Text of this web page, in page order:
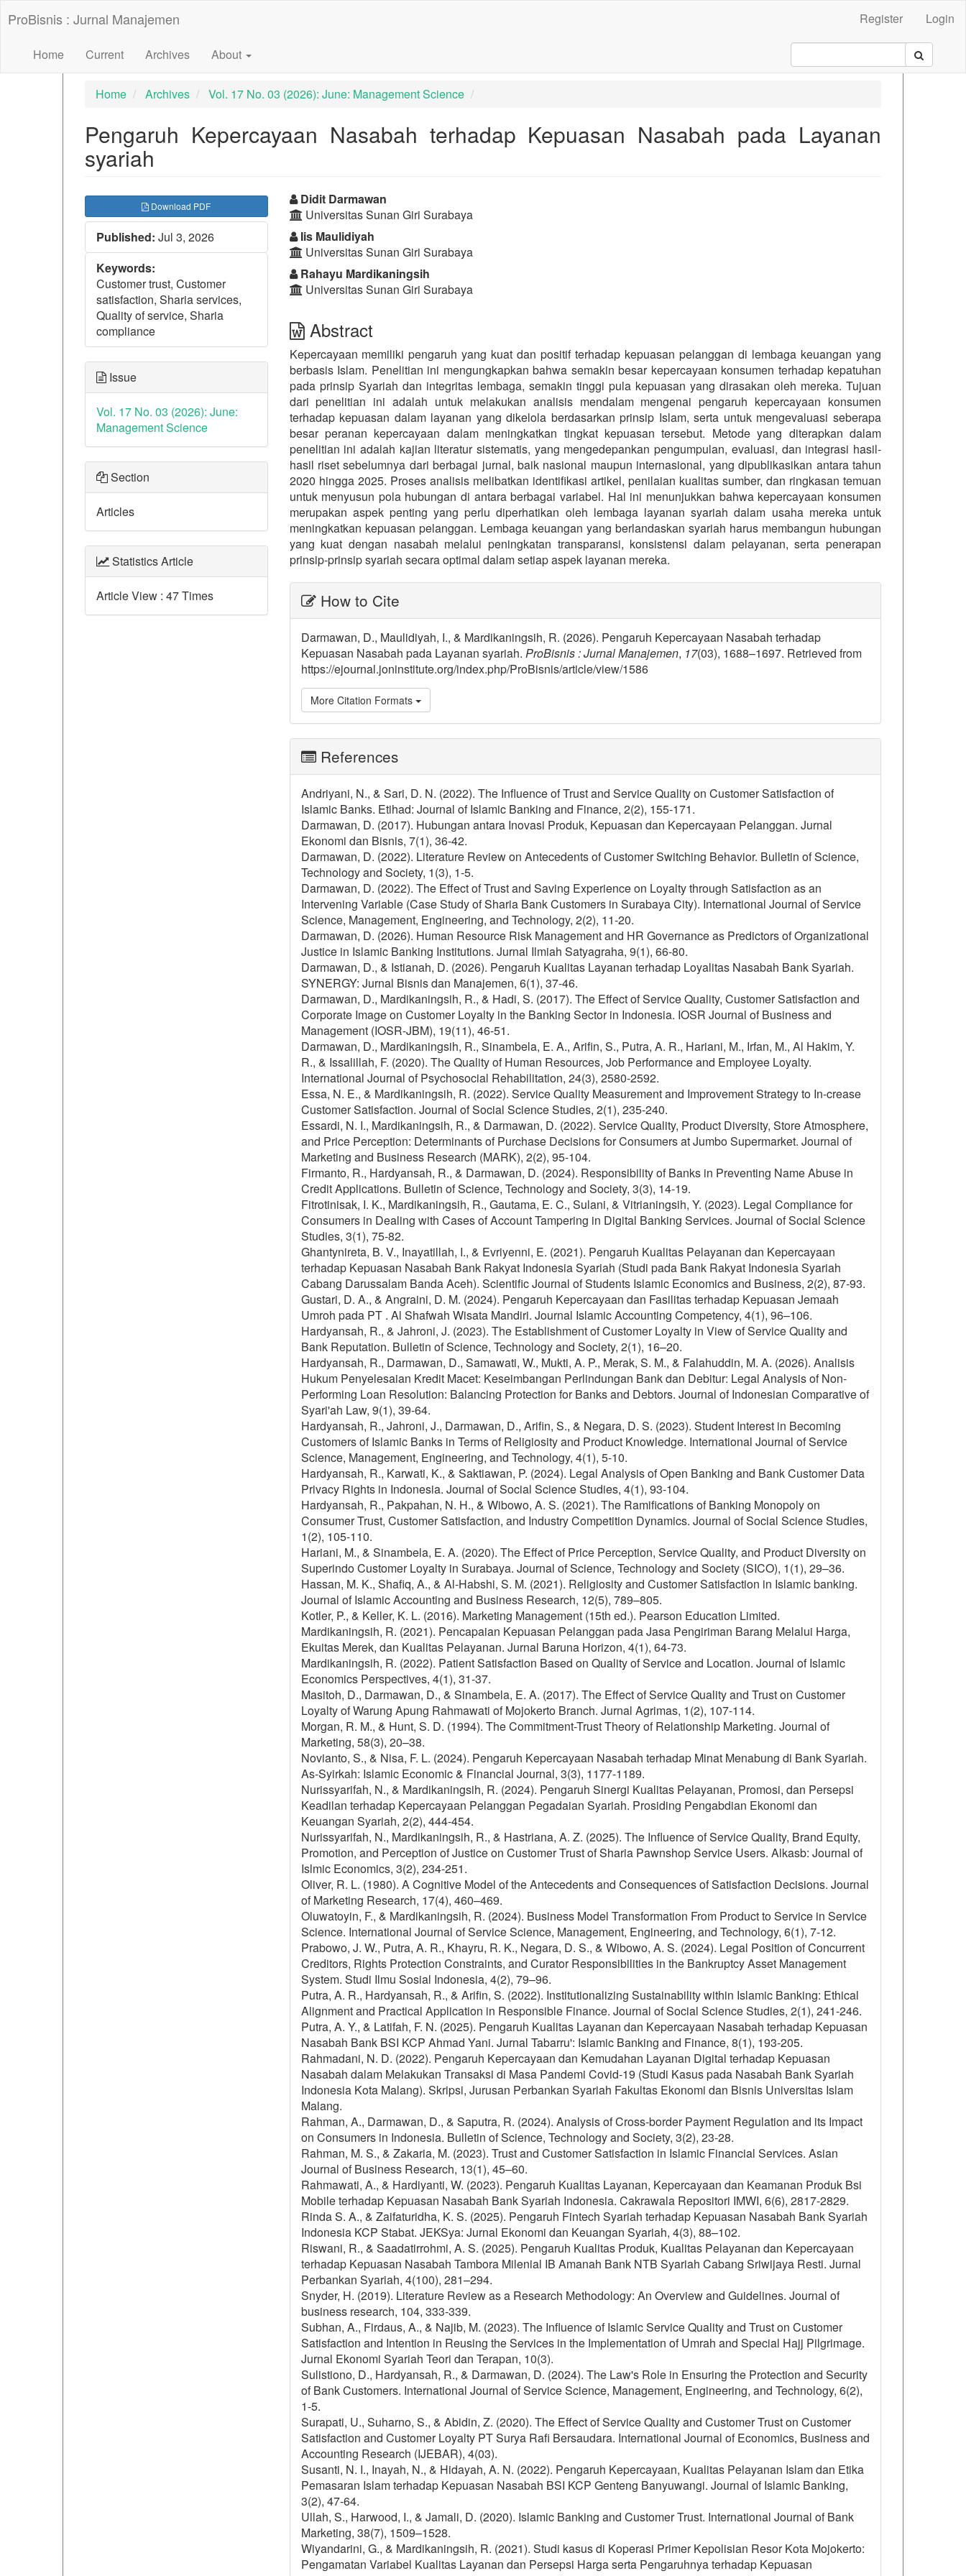
##plugins.themes.bootstrap3.accessible_menu.main_navigation##
##plugins.themes.bootstrap3.accessible_menu.sidebar##
ProBisnis : Jurnal Manajemen Register Login
Home Current Archives About
Home Archives Vol. 17 No. 03 (2026): June: Management Science
Pengaruh Kepercayaan Nasabah terhadap Kepuasan Nasabah pada Layanan
syariah
##plugins.themes.bootstrap3.article.sidebar##
Download PDF
Published: Jul 3, 2026
Keywords:
Customer trust, Customer
satisfaction, Sharia services,
Quality of service, Sharia
compliance
Issue
Vol. 17 No. 03 (2026): June:
Management Science
Section
Articles
Statistics Article
Article View : 47 Times
##plugins.themes.bootstrap3.article.main##
Didit Darmawan
Universitas Sunan Giri Surabaya
Iis Maulidiyah
Universitas Sunan Giri Surabaya
Rahayu Mardikaningsih
Universitas Sunan Giri Surabaya
Abstract
Kepercayaan memiliki pengaruh yang kuat dan positif terhadap kepuasan pelanggan di lembaga keuangan yang
berbasis Islam. Penelitian ini mengungkapkan bahwa semakin besar kepercayaan konsumen terhadap kepatuhan
pada prinsip Syariah dan integritas lembaga, semakin tinggi pula kepuasan yang dirasakan oleh mereka. Tujuan
dari penelitian ini adalah untuk melakukan analisis mendalam mengenai pengaruh kepercayaan konsumen
terhadap kepuasan dalam layanan yang dikelola berdasarkan prinsip Islam, serta untuk mengevaluasi seberapa
besar peranan kepercayaan dalam meningkatkan tingkat kepuasan tersebut. Metode yang diterapkan dalam
penelitian ini adalah kajian literatur sistematis, yang mengedepankan pengumpulan, evaluasi, dan integrasi hasil-
hasil riset sebelumnya dari berbagai jurnal, baik nasional maupun internasional, yang dipublikasikan antara tahun
2020 hingga 2025. Proses analisis melibatkan identifikasi artikel, penilaian kualitas sumber, dan ringkasan temuan
untuk menyusun pola hubungan di antara berbagai variabel. Hal ini menunjukkan bahwa kepercayaan konsumen
merupakan aspek penting yang perlu diperhatikan oleh lembaga layanan syariah dalam usaha mereka untuk
meningkatkan kepuasan pelanggan. Lembaga keuangan yang berlandaskan syariah harus membangun hubungan
yang kuat dengan nasabah melalui peningkatan transparansi, konsistensi dalam pelayanan, serta penerapan
prinsip-prinsip syariah secara optimal dalam setiap aspek layanan mereka.
##plugins.themes.bootstrap3.article.details##
How to Cite
Darmawan, D., Maulidiyah, I., & Mardikaningsih, R. (2026). Pengaruh Kepercayaan Nasabah terhadap
Kepuasan Nasabah pada Layanan syariah. ProBisnis : Jurnal Manajemen, 17(03), 1688–1697. Retrieved from
https://ejournal.joninstitute.org/index.php/ProBisnis/article/view/1586
More Citation Formats
References
Andriyani, N., & Sari, D. N. (2022). The Influence of Trust and Service Quality on Customer Satisfaction of
Islamic Banks. Etihad: Journal of Islamic Banking and Finance, 2(2), 155-171.
Darmawan, D. (2017). Hubungan antara Inovasi Produk, Kepuasan dan Kepercayaan Pelanggan. Jurnal
Ekonomi dan Bisnis, 7(1), 36-42.
Darmawan, D. (2022). Literature Review on Antecedents of Customer Switching Behavior. Bulletin of Science,
Technology and Society, 1(3), 1-5.
Darmawan, D. (2022). The Effect of Trust and Saving Experience on Loyalty through Satisfaction as an
Intervening Variable (Case Study of Sharia Bank Customers in Surabaya City). International Journal of Service
Science, Management, Engineering, and Technology, 2(2), 11-20.
Darmawan, D. (2026). Human Resource Risk Management and HR Governance as Predictors of Organizational
Justice in Islamic Banking Institutions. Jurnal Ilmiah Satyagraha, 9(1), 66-80.
Darmawan, D., & Istianah, D. (2026). Pengaruh Kualitas Layanan terhadap Loyalitas Nasabah Bank Syariah.
SYNERGY: Jurnal Bisnis dan Manajemen, 6(1), 37-46.
Darmawan, D., Mardikaningsih, R., & Hadi, S. (2017). The Effect of Service Quality, Customer Satisfaction and
Corporate Image on Customer Loyalty in the Banking Sector in Indonesia. IOSR Journal of Business and
Management (IOSR-JBM), 19(11), 46-51.
Darmawan, D., Mardikaningsih, R., Sinambela, E. A., Arifin, S., Putra, A. R., Hariani, M., Irfan, M., Al Hakim, Y.
R., & Issalillah, F. (2020). The Quality of Human Resources, Job Performance and Employee Loyalty.
International Journal of Psychosocial Rehabilitation, 24(3), 2580-2592.
Essa, N. E., & Mardikaningsih, R. (2022). Service Quality Measurement and Improvement Strategy to In-crease
Customer Satisfaction. Journal of Social Science Studies, 2(1), 235-240.
Essardi, N. I., Mardikaningsih, R., & Darmawan, D. (2022). Service Quality, Product Diversity, Store Atmosphere,
and Price Perception: Determinants of Purchase Decisions for Consumers at Jumbo Supermarket. Journal of
Marketing and Business Research (MARK), 2(2), 95-104.
Firmanto, R., Hardyansah, R., & Darmawan, D. (2024). Responsibility of Banks in Preventing Name Abuse in
Credit Applications. Bulletin of Science, Technology and Society, 3(3), 14-19.
Fitrotinisak, I. K., Mardikaningsih, R., Gautama, E. C., Sulani, & Vitrianingsih, Y. (2023). Legal Compliance for
Consumers in Dealing with Cases of Account Tampering in Digital Banking Services. Journal of Social Science
Studies, 3(1), 75-82.
Ghantynireta, B. V., Inayatillah, I., & Evriyenni, E. (2021). Pengaruh Kualitas Pelayanan dan Kepercayaan
terhadap Kepuasan Nasabah Bank Rakyat Indonesia Syariah (Studi pada Bank Rakyat Indonesia Syariah
Cabang Darussalam Banda Aceh). Scientific Journal of Students Islamic Economics and Business, 2(2), 87-93.
Gustari, D. A., & Angraini, D. M. (2024). Pengaruh Kepercayaan dan Fasilitas terhadap Kepuasan Jemaah
Umroh pada PT . Al Shafwah Wisata Mandiri. Journal Islamic Accounting Competency, 4(1), 96–106.
Hardyansah, R., & Jahroni, J. (2023). The Establishment of Customer Loyalty in View of Service Quality and
Bank Reputation. Bulletin of Science, Technology and Society, 2(1), 16–20.
Hardyansah, R., Darmawan, D., Samawati, W., Mukti, A. P., Merak, S. M., & Falahuddin, M. A. (2026). Analisis
Hukum Penyelesaian Kredit Macet: Keseimbangan Perlindungan Bank dan Debitur: Legal Analysis of Non-
Performing Loan Resolution: Balancing Protection for Banks and Debtors. Journal of Indonesian Comparative of
Syari'ah Law, 9(1), 39-64.
Hardyansah, R., Jahroni, J., Darmawan, D., Arifin, S., & Negara, D. S. (2023). Student Interest in Becoming
Customers of Islamic Banks in Terms of Religiosity and Product Knowledge. International Journal of Service
Science, Management, Engineering, and Technology, 4(1), 5-10.
Hardyansah, R., Karwati, K., & Saktiawan, P. (2024). Legal Analysis of Open Banking and Bank Customer Data
Privacy Rights in Indonesia. Journal of Social Science Studies, 4(1), 93-104.
Hardyansah, R., Pakpahan, N. H., & Wibowo, A. S. (2021). The Ramifications of Banking Monopoly on
Consumer Trust, Customer Satisfaction, and Industry Competition Dynamics. Journal of Social Science Studies,
1(2), 105-110.
Hariani, M., & Sinambela, E. A. (2020). The Effect of Price Perception, Service Quality, and Product Diversity on
Superindo Customer Loyalty in Surabaya. Journal of Science, Technology and Society (SICO), 1(1), 29–36.
Hassan, M. K., Shafiq, A., & Al-Habshi, S. M. (2021). Religiosity and Customer Satisfaction in Islamic banking.
Journal of Islamic Accounting and Business Research, 12(5), 789–805.
Kotler, P., & Keller, K. L. (2016). Marketing Management (15th ed.). Pearson Education Limited.
Mardikaningsih, R. (2021). Pencapaian Kepuasan Pelanggan pada Jasa Pengiriman Barang Melalui Harga,
Ekuitas Merek, dan Kualitas Pelayanan. Jurnal Baruna Horizon, 4(1), 64-73.
Mardikaningsih, R. (2022). Patient Satisfaction Based on Quality of Service and Location. Journal of Islamic
Economics Perspectives, 4(1), 31-37.
Masitoh, D., Darmawan, D., & Sinambela, E. A. (2017). The Effect of Service Quality and Trust on Customer
Loyalty of Warung Apung Rahmawati of Mojokerto Branch. Jurnal Agrimas, 1(2), 107-114.
Morgan, R. M., & Hunt, S. D. (1994). The Commitment-Trust Theory of Relationship Marketing. Journal of
Marketing, 58(3), 20–38.
Novianto, S., & Nisa, F. L. (2024). Pengaruh Kepercayaan Nasabah terhadap Minat Menabung di Bank Syariah.
As-Syirkah: Islamic Economic & Financial Journal, 3(3), 1177-1189.
Nurissyarifah, N., & Mardikaningsih, R. (2024). Pengaruh Sinergi Kualitas Pelayanan, Promosi, dan Persepsi
Keadilan terhadap Kepercayaan Pelanggan Pegadaian Syariah. Prosiding Pengabdian Ekonomi dan
Keuangan Syariah, 2(2), 444-454.
Nurissyarifah, N., Mardikaningsih, R., & Hastriana, A. Z. (2025). The Influence of Service Quality, Brand Equity,
Promotion, and Perception of Justice on Customer Trust of Sharia Pawnshop Service Users. Alkasb: Journal of
Islmic Economics, 3(2), 234-251.
Oliver, R. L. (1980). A Cognitive Model of the Antecedents and Consequences of Satisfaction Decisions. Journal
of Marketing Research, 17(4), 460–469.
Oluwatoyin, F., & Mardikaningsih, R. (2024). Business Model Transformation From Product to Service in Service
Science. International Journal of Service Science, Management, Engineering, and Technology, 6(1), 7-12.
Prabowo, J. W., Putra, A. R., Khayru, R. K., Negara, D. S., & Wibowo, A. S. (2024). Legal Position of Concurrent
Creditors, Rights Protection Constraints, and Curator Responsibilities in the Bankruptcy Asset Management
System. Studi Ilmu Sosial Indonesia, 4(2), 79–96.
Putra, A. R., Hardyansah, R., & Arifin, S. (2022). Institutionalizing Sustainability within Islamic Banking: Ethical
Alignment and Practical Application in Responsible Finance. Journal of Social Science Studies, 2(1), 241-246.
Putra, A. Y., & Latifah, F. N. (2025). Pengaruh Kualitas Layanan dan Kepercayaan Nasabah terhadap Kepuasan
Nasabah Bank BSI KCP Ahmad Yani. Jurnal Tabarru': Islamic Banking and Finance, 8(1), 193-205.
Rahmadani, N. D. (2022). Pengaruh Kepercayaan dan Kemudahan Layanan Digital terhadap Kepuasan
Nasabah dalam Melakukan Transaksi di Masa Pandemi Covid-19 (Studi Kasus pada Nasabah Bank Syariah
Indonesia Kota Malang). Skripsi, Jurusan Perbankan Syariah Fakultas Ekonomi dan Bisnis Universitas Islam
Malang.
Rahman, A., Darmawan, D., & Saputra, R. (2024). Analysis of Cross-border Payment Regulation and its Impact
on Consumers in Indonesia. Bulletin of Science, Technology and Society, 3(2), 23-28.
Rahman, M. S., & Zakaria, M. (2023). Trust and Customer Satisfaction in Islamic Financial Services. Asian
Journal of Business Research, 13(1), 45–60.
Rahmawati, A., & Hardiyanti, W. (2023). Pengaruh Kualitas Layanan, Kepercayaan dan Keamanan Produk Bsi
Mobile terhadap Kepuasan Nasabah Bank Syariah Indonesia. Cakrawala Repositori IMWI, 6(6), 2817-2829.
Rinda S. A., & Zaifaturidha, K. S. (2025). Pengaruh Fintech Syariah terhadap Kepuasan Nasabah Bank Syariah
Indonesia KCP Stabat. JEKSya: Jurnal Ekonomi dan Keuangan Syariah, 4(3), 88–102.
Riswani, R., & Saadatirrohmi, A. S. (2025). Pengaruh Kualitas Produk, Kualitas Pelayanan dan Kepercayaan
terhadap Kepuasan Nasabah Tambora Milenial IB Amanah Bank NTB Syariah Cabang Sriwijaya Resti. Jurnal
Perbankan Syariah, 4(100), 281–294.
Snyder, H. (2019). Literature Review as a Research Methodology: An Overview and Guidelines. Journal of
business research, 104, 333-339.
Subhan, A., Firdaus, A., & Najib, M. (2023). The Influence of Islamic Service Quality and Trust on Customer
Satisfaction and Intention in Reusing the Services in the Implementation of Umrah and Special Hajj Pilgrimage.
Jurnal Ekonomi Syariah Teori dan Terapan, 10(3).
Sulistiono, D., Hardyansah, R., & Darmawan, D. (2024). The Law's Role in Ensuring the Protection and Security
of Bank Customers. International Journal of Service Science, Management, Engineering, and Technology, 6(2),
1-5.
Surapati, U., Suharno, S., & Abidin, Z. (2020). The Effect of Service Quality and Customer Trust on Customer
Satisfaction and Customer Loyalty PT Surya Rafi Bersaudara. International Journal of Economics, Business and
Accounting Research (IJEBAR), 4(03).
Susanti, N. I., Inayah, N., & Hidayah, A. N. (2022). Pengaruh Kepercayaan, Kualitas Pelayanan Islam dan Etika
Pemasaran Islam terhadap Kepuasan Nasabah BSI KCP Genteng Banyuwangi. Journal of Islamic Banking,
3(2), 47-64.
Ullah, S., Harwood, I., & Jamali, D. (2020). Islamic Banking and Customer Trust. International Journal of Bank
Marketing, 38(7), 1509–1528.
Wiyandarini, G., & Mardikaningsih, R. (2021). Studi kasus di Koperasi Primer Kepolisian Resor Kota Mojokerto:
Pengamatan Variabel Kualitas Layanan dan Persepsi Harga serta Pengaruhnya terhadap Kepuasan